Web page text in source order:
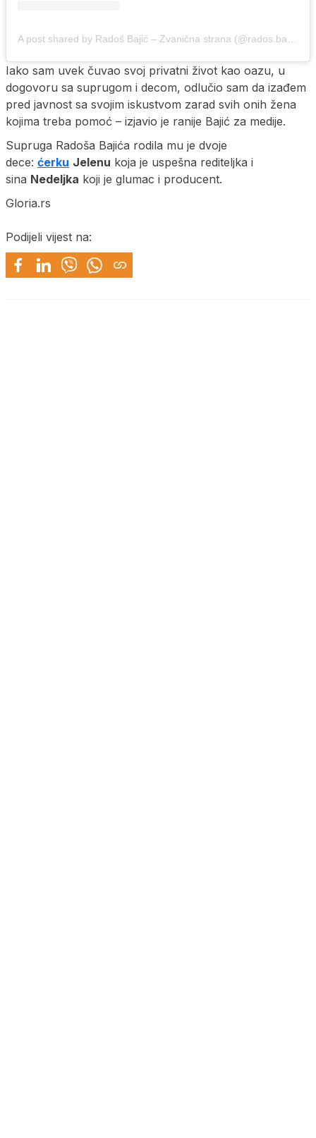
Iako sam uvek čuvao svoj privatni život kao oazu, u
dogovoru sa suprugom i decom, odlučio sam da izađem
pred javnost sa svojim iskustvom zarad svih onih žena
kojima treba pomoć – izjavio je ranije Bajić za medije.
Supruga Radoša Bajića rodila mu je dvoje
dece: ćerku Jelenu koja je uspešna rediteljka i
sina Nedeljka koji je glumac i producent.
Gloria.rs
Podijeli vijest na: